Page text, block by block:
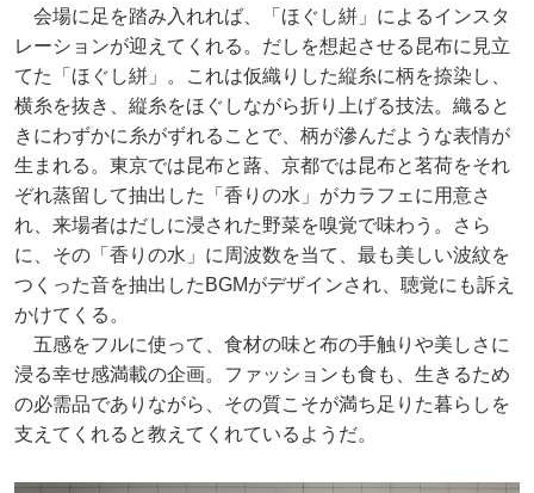
会場に足を踏み入れれば、「ほぐし絣」によるインスタ
レーションが迎えてくれる。だしを想起させる昆布に見立
てた「ほぐし絣」。これは仮織りした縦糸に柄を捺染し、
横糸を抜き、縦糸をほぐしながら折り上げる技法。織ると
きにわずかに糸がずれることで、柄が滲んだような表情が
生まれる。東京では昆布と蕗、京都では昆布と茗荷をそれ
ぞれ蒸留して抽出した「香りの水」がカラフェに用意さ
れ、来場者はだしに浸された野菜を嗅覚で味わう。さら
に、その「香りの水」に周波数を当て、最も美しい波紋を
つくった音を抽出したBGMがデザインされ、聴覚にも訴え
かけてくる。
五感をフルに使って、食材の味と布の手触りや美しさに
浸る幸せ感満載の企画。ファッションも食も、生きるため
の必需品でありながら、その質こそが満ち足りた暮らしを
支えてくれると教えてくれているようだ。